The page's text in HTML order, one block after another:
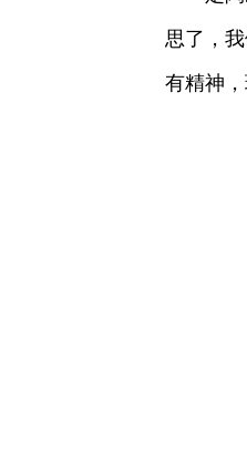
思了，
有精神